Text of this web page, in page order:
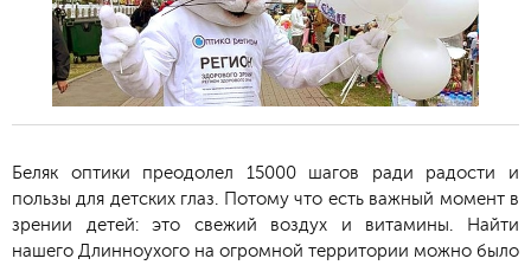
Беляк оптики преодолел 15000 шагов ради радости и
пользы для детских глаз. Потому что есть важный момент в
зрении детей: это свежий воздух и витамины. Найти
нашего Длинноухого на огромной территории можно было